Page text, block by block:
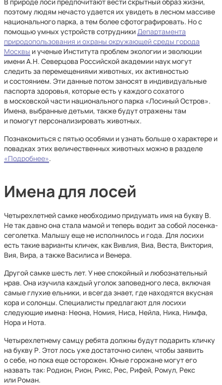
поэтому людям нечасто удается их увидеть в лесном массиве
национального парка, а тем более сфотографировать. Но с
помощью умных устройств сотрудникиДепартамента
природопользования и охраны окружающей среды города
Москвы и ученые Института проблем экологии и эволюции
имени А.Н. Северцова Российской академии наук могут
следить за перемещениями животных, их активностью
и состоянием. Эти данные потом заносят в индивидуальные
паспорта здоровья, которые есть у каждого сохатого
в московской части национального парка «Лосиный Остров».
Имена, выбранные детьми, также будут отражены там
и помогут персонализировать животных.
Познакомиться с пятью особями и узнать больше о характере и
повадках этих величественных животных можно в разделе
«Подробнее».
Имена для лосей
Четырехлетней самке необходимо придумать имя на букву В.
Не так давно она стала мамой и теперь водит за собой лосенка-
сеголетка. Малышу еще не исполнилось и года. Для лосихи
есть такие варианты кличек, как Вивлия, Виа, Веста, Виктория,
Вия, Вира, а также Василиса и Венера.
Другой самке шесть лет. У нее спокойный и любознательный
нрав. Она изучила каждый уголок заповедного леса, включая
самые глухие ельники, и всегда знает, где находятся вкусная
кора и солонцы. Специалисты предлагают для лосихи
следующие имена: Неона, Номия, Ниса, Нейла, Ника, Нимфа,
Нора и Нота.
Четырехлетнему самцу ребята должны будут подарить кличку
на букву Р. Этот лось уже достаточно силен, чтобы заявить
о себе, но пока еще осторожен. Юные горожане могут его
назвать так: Родион, Рион, Рикс, Рес, Рифей, Ромул, Рекс
или Роман.